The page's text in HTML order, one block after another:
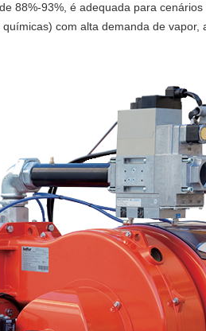
88%-93%, é adequada para
com alta demanda de